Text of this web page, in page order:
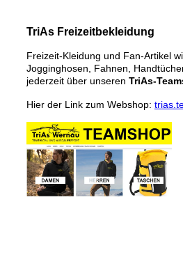
TriAs Freizeitbekleidung
Freizeit-Kleidung und Fan-Artikel
Jogginghosen, Fahnen,
jederzeit über unseren TriAs-
Hier der Link zum Webshop: